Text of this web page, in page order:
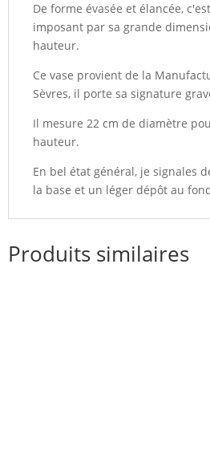
De forme évasée et élancée,
imposant par sa grande
hauteur.
Ce vase provient de la
Sèvres, il porte sa signature
Il mesure 22 cm de diamètre
hauteur.
En bel état général, je signales
la base et un léger dépôt au
Produits similaires